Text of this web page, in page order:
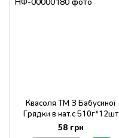
Квасоля ТМ З Бабусиної
Грядки в нат.с 510г*12шт
58 грн